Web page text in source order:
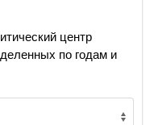
центр
по годам и